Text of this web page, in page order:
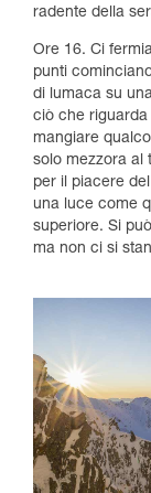
radente della
Ore 16. Ci
punti
di lumaca su
ciò che riguarda
mangiare
solo mezzora al
per il piacere
una luce come
superiore. Si
ma non ci si